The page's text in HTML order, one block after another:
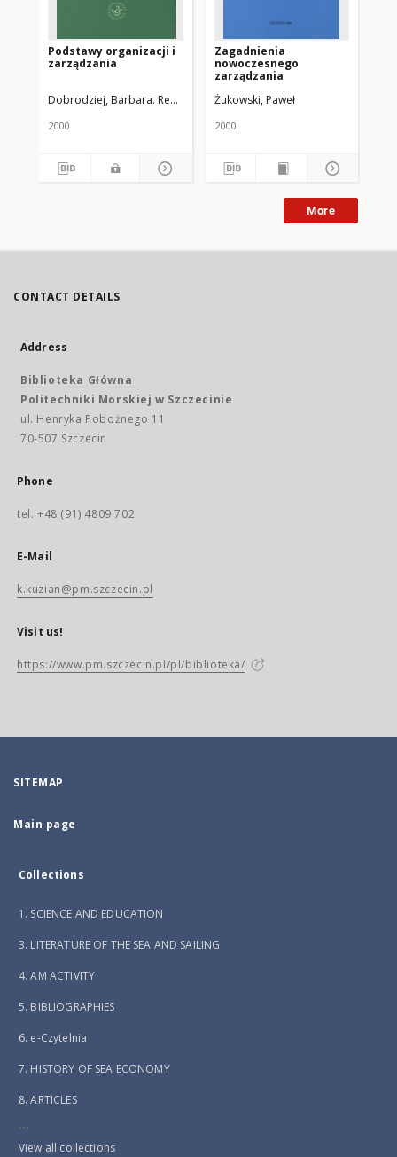
Podstawy organizacji i
zarządzania
Dobrodziej, Barbara. Red. nauk.
2000
Zagadnienia
nowoczesnego
zarządzania
Żukowski, Paweł
2000
More
CONTACT DETAILS
Address
Biblioteka Główna
Politechniki Morskiej w Szczecinie
ul. Henryka Pobożnego 11
70-507 Szczecin
Phone
tel. +48 (91) 4809 702
E-Mail
k.kuzian@pm.szczecin.pl
Visit us!
https://www.pm.szczecin.pl/pl/biblioteka/
SITEMAP
Main page
Collections
1. SCIENCE AND EDUCATION
3. LITERATURE OF THE SEA AND SAILING
4. AM ACTIVITY
5. BIBLIOGRAPHIES
6. e-Czytelnia
7. HISTORY OF SEA ECONOMY
8. ARTICLES
...
View all collections